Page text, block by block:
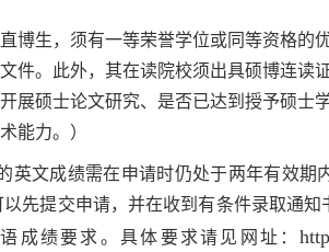
生，须有一等荣誉学位或同等资格的
。此外，其在读院校须出具硕博连读
硕士论文研究、是否已达到授予硕士
能力。）
英文成绩需在申请时仍处于两年有效
先提交申请，并在收到有条件录取通
成绩要求。具体要求请见网址：